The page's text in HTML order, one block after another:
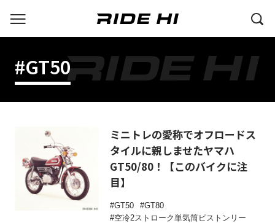
#GT50
ミニトレの愛称でオフロードス
タイルに親しませたヤマハ
GT50/80！【このバイクに注
目】
GT50
GT80
空冷2ストローク単気筒ピストンリー